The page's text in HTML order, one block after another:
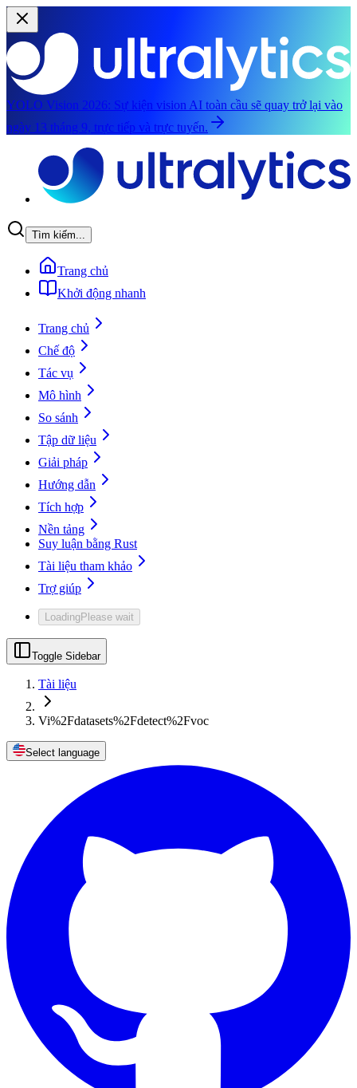
YOLO Vision 2026: Sự kiện vision AI toàn cầu sẽ quay trở lại vào
ngày 13 tháng 9, trực tiếp và trực tuyến.
Tìm kiếm...
Trang chủ
Khởi động nhanh
Trang chủ
Chế độ
Tác vụ
Mô hình
So sánh
Tập dữ liệu
Giải pháp
Hướng dẫn
Tích hợp
Nền tảng
Suy luận bằng Rust
Tài liệu tham khảo
Trợ giúp
LoadingPlease wait
Toggle Sidebar
Tài liệu
Vi%2Fdatasets%2Fdetect%2Fvoc
Select language